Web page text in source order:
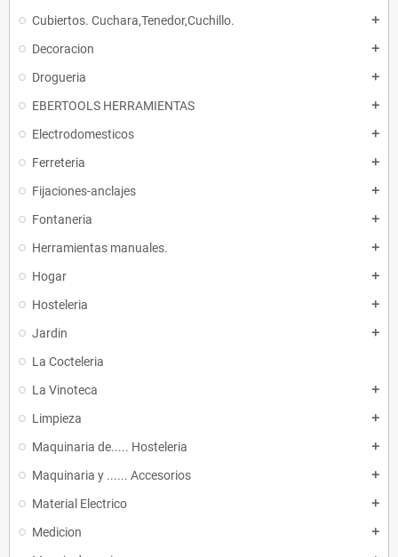
Cubiertos. Cuchara,Tenedor,Cuchillo. add
Decoracion add
Drogueria add
EBERTOOLS HERRAMIENTAS add
Electrodomesticos add
Ferreteria add
Fijaciones-anclajes add
Fontaneria add
Herramientas manuales. add
Hogar add
Hosteleria add
Jardin add
La Cocteleria
La Vinoteca
add
Limpieza add
Maquinaria de..... Hosteleria add
Maquinaria y ...... Accesorios add
Material Electrico add
Medicion add